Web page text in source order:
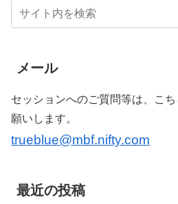
メール
セッションへのご質問等は、こ
願いします。
trueblue@mbf.nifty.com
最近の投稿